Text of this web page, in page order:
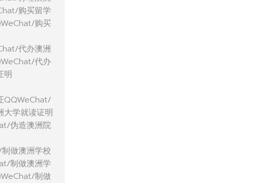
购买留学
购买
代办澳洲
代办
明
QQWeChat/
学就读证明
伪造澳洲院
做澳洲学校
制做澳洲学
制做